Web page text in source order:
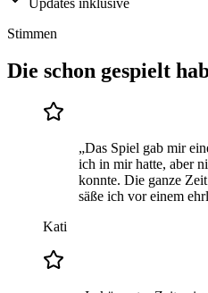
Stimmen
Die schon gespielt
„Das Spiel gab mir
ich in mir hatte, aber
konnte. Die ganze
säße ich vor einem
Kati